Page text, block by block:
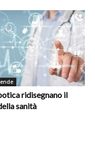
ridisegnano il
sanità